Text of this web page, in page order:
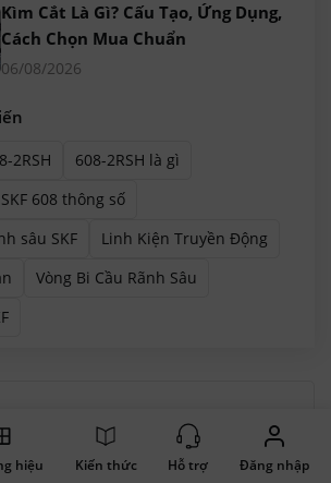
hiệu Kiến thức Hỗ trợ Đăng nhập
Kìm Cắt Là Gì? Cấu Tạo, Ứng Dụng,
Cách Chọn Mua Chuẩn
06/08/2026
2RSH
608-2RSH là gì
SKF 608 thông số
sâu SKF
Linh Kiện Truyền Động
Vòng Bi Cầu Rãnh Sâu
tục nên Nhanh hơn